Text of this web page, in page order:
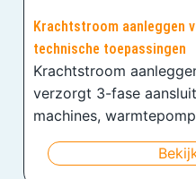
Krachtstroom aanleggen
technische toepassingen
Krachtstroom
verzorgt 3-fase
machines,